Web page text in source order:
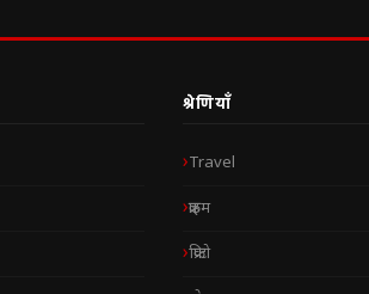
श्रेणियाँ
Travel
क्राइम
क्रिप्टो